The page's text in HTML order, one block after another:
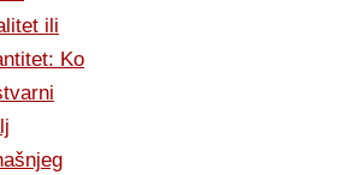
ili
Ko